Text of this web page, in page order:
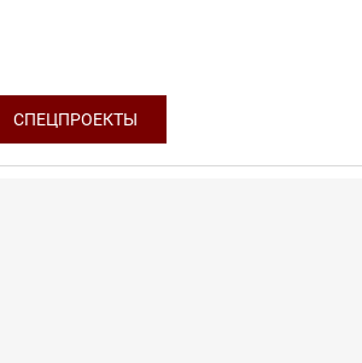
СПЕЦПРОЕКТЫ